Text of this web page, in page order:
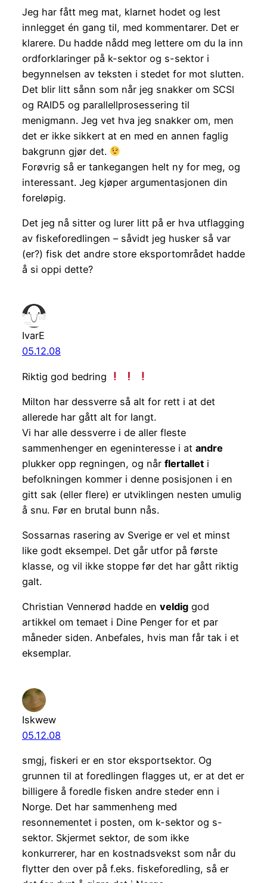
Jeg har fått meg mat, klarnet hodet og lest
innlegget én gang til, med kommentarer. Det er
klarere. Du hadde nådd meg lettere om du la inn
ordforklaringer på k-sektor og s-sektor i
begynnelsen av teksten i stedet for mot slutten.
Det blir litt sånn som når jeg snakker om SCSI
og RAID5 og parallellprosessering til
menigmann. Jeg vet hva jeg snakker om, men
det er ikke sikkert at en med en annen faglig
bakgrunn gjør det.
Forøvrig så er tankegangen helt ny for meg, og
interessant. Jeg kjøper argumentasjonen din
foreløpig.
Det jeg nå sitter og lurer litt på er hva utflagging
av fiskeforedlingen – såvidt jeg husker så var
(er?) fisk det andre store eksportområdet hadde
å si oppi dette?
IvarE
05.12.08
Riktig god bedring
Milton har dessverre så alt for rett i at det
allerede har gått alt for langt.
Vi har alle dessverre i de aller fleste
sammenhenger en egeninteresse i at andre
plukker opp regningen, og når flertalleti
befolkningen kommer i denne posisjonen i en
gitt sak (eller flere) er utviklingen nesten umulig
å snu. Før en brutal bunn nås.
Sossarnas rasering av Sverige er vel et minst
like godt eksempel. Det går utfor på første
klasse, og vil ikke stoppe før det har gått riktig
galt.
Christian Vennerød hadde en veldiggod
artikkel om temaet i Dine Penger for et par
måneder siden. Anbefales, hvis man får tak i et
eksemplar.
Iskwew
05.12.08
smgj, fiskeri er en stor eksportsektor. Og
grunnen til at foredlingen flagges ut, er at det er
billigere å foredle fisken andre steder enn i
Norge. Det har sammenheng med
resonnementet i posten, om k-sektor og s-
sektor. Skjermet sektor, de som ikke
konkurrerer, har en kostnadsvekst som når du
flytter den over på f.eks. fiskeforedling, så er